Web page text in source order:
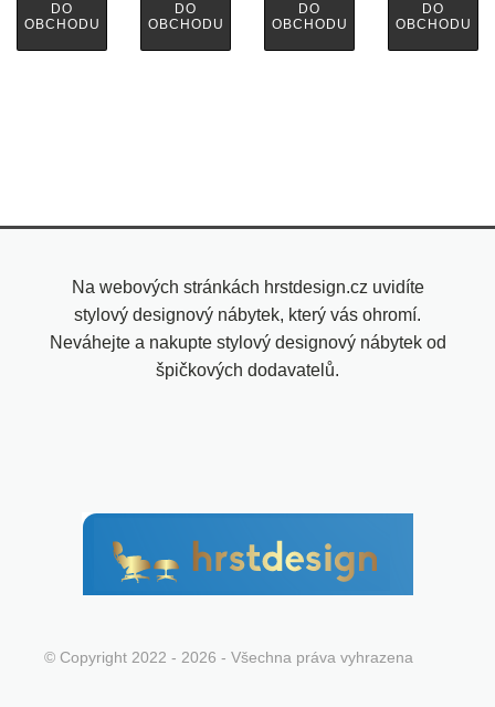
DO
OBCHODU
DO
OBCHODU
DO
OBCHODU
DO
OBCHODU
Na webových stránkách hrstdesign.cz uvidíte
stylový designový nábytek, který vás ohromí.
Neváhejte a nakupte stylový designový nábytek od
špičkových dodavatelů.
© Copyright 2022 - 2026 - Všechna práva vyhrazena